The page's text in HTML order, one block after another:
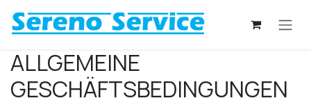
ALLGEMEINE
GESCHÄFTSBEDINGUNGEN